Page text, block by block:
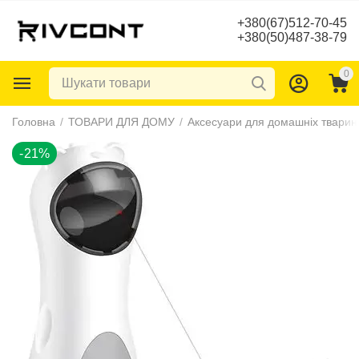
+380(67)512-70-45
+380(50)487-38-79
0
Головна / ТОВАРИ ДЛЯ ДОМУ / Аксесуари для домашніх тварин